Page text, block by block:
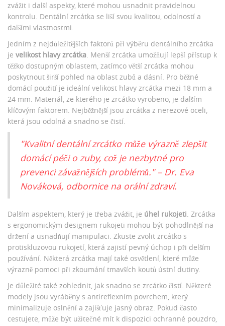
zvážit i další aspekty, které mohou usnadnit pravidelnou
kontrolu. Dentální zrcátka se liší svou kvalitou, odolností a
dalšími vlastnostmi.
Jedním z nejdůležitějších faktorů při výběru dentálního zrcátka
je velikost hlavy zrcátka. Menší zrcátka umožňují lepší přístup k
těžko dostupným oblastem, zatímco větší zrcátka mohou
poskytnout širší pohled na oblast zubů a dásní. Pro běžné
domácí použití je ideální velikost hlavy zrcátka mezi 18 mm a
24 mm. Materiál, ze kterého je zrcátko vyrobeno, je dalším
klíčovým faktorem. Nejběžnější jsou zrcátka z nerezové oceli,
která jsou odolná a snadno se čistí.
"Kvalitní dentální zrcátko může výrazně zlepšit
domácí péči o zuby, což je nezbytné pro
prevenci závažnějších problémů." – Dr. Eva
Nováková, odbornice na orální zdraví.
Dalším aspektem, který je třeba zvážit, je úhel rukojeti. Zrcátka
s ergonomickým designem rukojeti mohou být pohodlnější na
držení a usnadňují manipulaci. Zkuste zvolit zrcátko s
protiskluzovou rukojetí, která zajistí pevný úchop i při delším
používání. Některá zrcátka mají také osvětlení, které může
výrazně pomoci při zkoumání tmavších koutů ústní dutiny.
Je důležité také zohlednit, jak snadno se zrcátko čistí. Některé
modely jsou vyráběny s antireflexním povrchem, který
minimalizuje oslnění a zajišťuje jasný obraz. Pokud často
cestujete, může být užitečné mít k dispozici ochranné pouzdro,